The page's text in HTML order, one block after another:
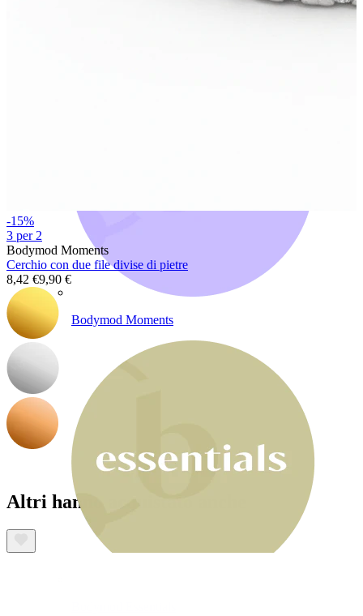
Bodymod Moments
-15%
3 per 2
Bodymod Moments
Cerchio con due file divise di pietre
8,42 €9,90 €
Altri hanno acquistato anche